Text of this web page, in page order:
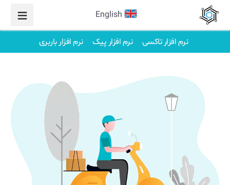
English
نرم افزار تاکسی نرم افزار پیک نرم افزار باربری